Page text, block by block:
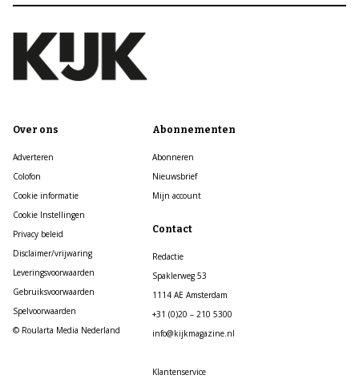
Over ons
Adverteren
Colofon
Cookie informatie
Cookie Instellingen
Privacy beleid
Disclaimer/vrijwaring
Leveringsvoorwaarden
Gebruiksvoorwaarden
Spelvoorwaarden
© Roularta Media Nederland
Abonnementen
Abonneren
Nieuwsbrief
Mijn account
Contact
Redactie
Spaklerweg 53
1114 AE Amsterdam
+31 (0)20 – 210 5300
info@kijkmagazine.nl
Klantenservice